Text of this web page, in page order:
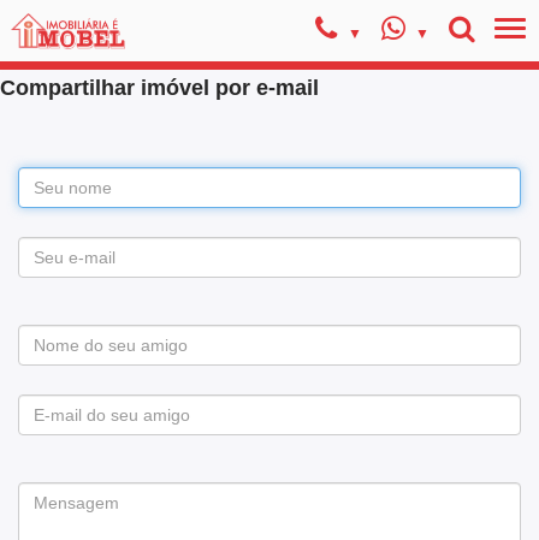
Compartilhar imóvel por e-mail